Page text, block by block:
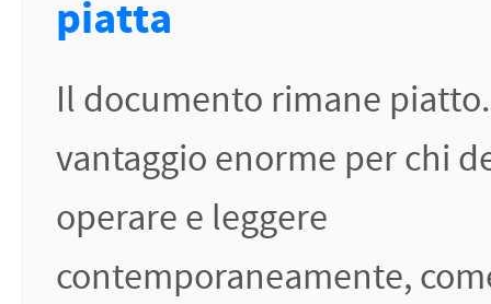
piatta
Il documento rimane
vantaggio enorme per chi
operare e leggere
contemporaneamente,